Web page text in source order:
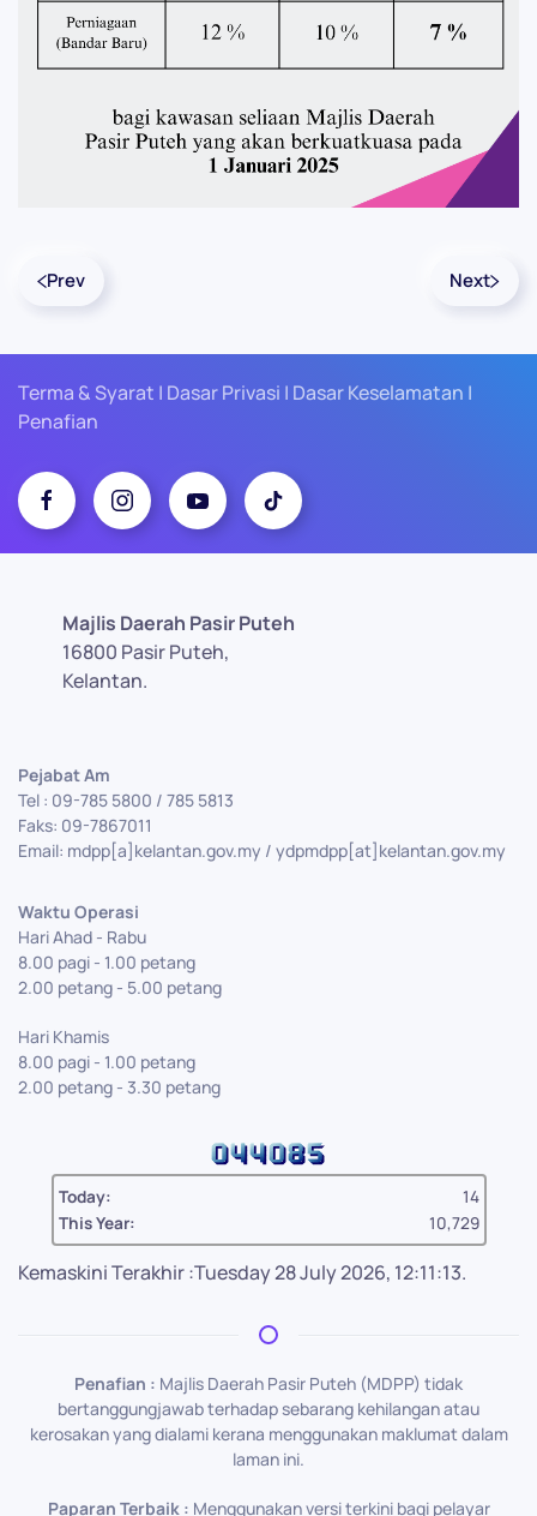
Prev Next
Terma & Syarat | Dasar Privasi | Dasar Keselamatan |
Penafian
Majlis Daerah Pasir Puteh
16800 Pasir Puteh,
Kelantan.
Pejabat Am
Tel : 09-785 5800 / 785 5813
Faks: 09-7867011
Email: mdpp[a]kelantan.gov.my / ydpmdpp[at]kelantan.gov.my
Waktu Operasi
Hari Ahad - Rabu
8.00 pagi - 1.00 petang
2.00 petang - 5.00 petang
Hari Khamis
8.00 pagi - 1.00 petang
2.00 petang - 3.30 petang
Today:
14
This Year:
10,729
Kemaskini Terakhir :Tuesday 28 July 2026, 12:11:13.
Penafian : Majlis Daerah Pasir Puteh (MDPP) tidak
bertanggungjawab terhadap sebarang kehilangan atau
kerosakan yang dialami kerana menggunakan maklumat dalam
laman ini.
Paparan Terbaik : Menggunakan versi terkini bagi pelayar